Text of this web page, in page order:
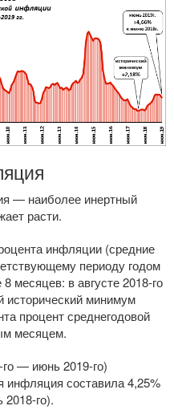
— наиболее инертный
расти.
инфляции (средние
периоду годом
месяцев: в августе2018-го
исторический минимум
процент среднегодовой
месяцем.
— июнь2019-го)
инфляция составила 4,25%
2018-го).